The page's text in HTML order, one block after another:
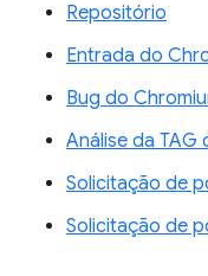
Repositório
Entrada do
Bug do
Análise da TAG
Solicitação de
Solicitação de